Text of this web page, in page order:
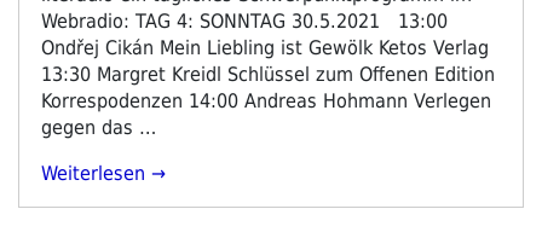
Webradio: TAG 4: SONNTAG 30.5.2021 13:00
Ondřej Cikán Mein Liebling ist Gewölk Ketos Verlag
13:30 Margret Kreidl Schlüssel zum Offenen Edition
Korrespodenzen 14:00 Andreas Hohmann Verlegen
gegen das …
„Programm
Weiterlesen